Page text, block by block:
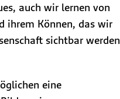
auch wir lernen von
ihrem Können, das wir
sichtbar werden
eine